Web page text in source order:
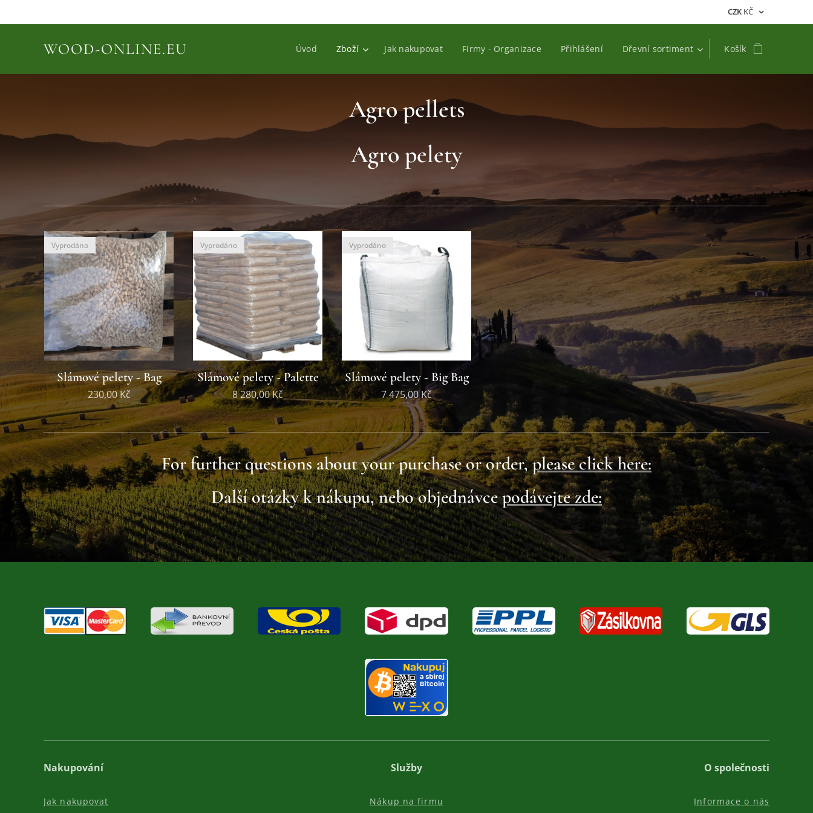
CZK KČ
WOOD-ONLINE.EU Úvod Zboží Jak nakupovat Firmy - Organizace Přihlášení Dřevní sortiment Košík
Agro pellets
Agro pelety
Slámové pelety - Bag
Vyprodáno
230,00Kč
Slámové pelety - Palette
Vyprodáno
8 280,00Kč
Slámové pelety - Big Bag
Vyprodáno
7 475,00Kč
For further questions about your purchase or order,please click here:
Další otázky k nákupu, nebo objednávcepodávejte zde:
Nakupování
Jak nakupovat
Služby
Nákup na firmu
O společnosti
Informace o nás